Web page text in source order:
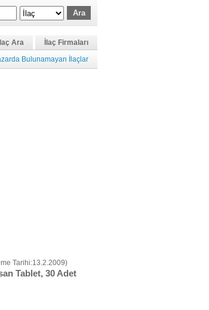
İlaç Ara
İlaç Firmaları
Bulunamayan İlaçlar
Tarihi:13.2.2009)
Tablet, 30 Adet